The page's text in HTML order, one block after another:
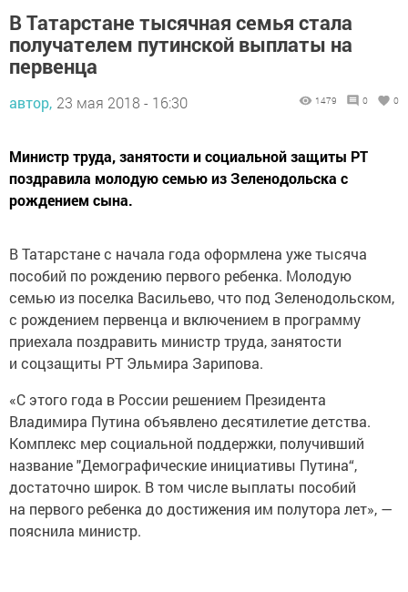
В Татарстане тысячная семья стала
получателем путинской выплаты на
первенца
автор, 23 мая 2018 - 16:30 1479 0 0
Министр труда, занятости и социальной защиты РТ
поздравила молодую семью из Зеленодольска с
рождением сына.
В Татарстане с начала года оформлена уже тысяча
пособий по рождению первого ребенка. Молодую
семью из поселка Васильево, что под Зеленодольском,
с рождением первенца и включением в программу
приехала поздравить министр труда, занятости
и соцзащиты РТ Эльмира Зарипова.
«С этого года в России решением Президента
Владимира Путина объявлено десятилетие детства.
Комплекс мер социальной поддержки, получивший
название "Демографические инициативы Путина“,
достаточно широк. В том числе выплаты пособий
на первого ребенка до достижения им полутора лет», —
пояснила министр.